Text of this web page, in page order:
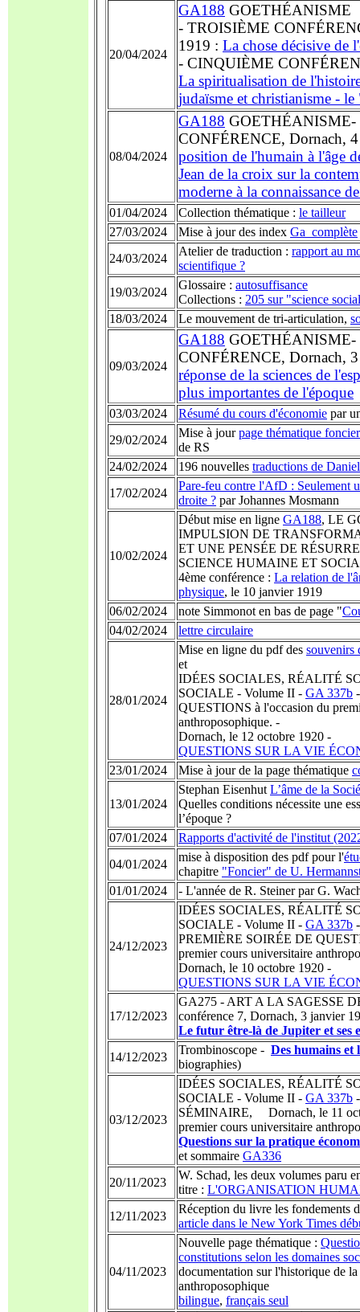
20/04/2024
GA188 GOETHÉANISME
- TROISIÈME
1919 : La chose décisive de
- CINQUIÈME
La spiritualisation de
judaïsme et christianisme -
08/04/2024
GA188
CONFÉRENCE, Dornach,
position de l'humain à l'âge
Jean de la croix sur la
moderne à la connaissance
01/04/2024 Collection thématique : le tailleur
27/03/2024
Mise à jour des index Ga_complète
24/03/2024
Atelier de traduction : rapport au
scientifique ?
19/03/2024
Glossaire : autosuffisance
Collections : 205 sur "science
18/03/2024
Le mouvement de tri-articulation,
09/03/2024
GA188 GOETHÉANISME-
CONFÉRENCE, Dornach,
réponse de la sciences de
plus importantes de l'époque
03/03/2024 Résumé du cours d'économie par
29/02/2024
Mise à jourpage thématique foncier
de RS
24/02/2024
196 nouvelles traductions de
17/02/2024
Pare-feu contre l'AfD : Seulement
droite ? par Johannes Mosmann
10/02/2024
Début mise en ligne GA188, LE
IMPULSION DE
ET UNE PENSÉE DE
SCIENCE HUMAINE ET
4ème conférence : La relation de
physique, le 10 janvier
06/02/2024
note Simmonot en bas de page "
04/02/2024
lettre circulaire
28/01/2024
Mise en ligne du pdf des souvenirs
et
IDÉES SOCIALES, RÉALITÉ
SOCIALE - Volume II - GA 337b
QUESTIONS à l'occasion du
anthroposophique. -
Dornach, le 12 octobre 1920 -
QUESTIONS SUR LA VIE
23/01/2024
Mise à jour de la page thématique
13/01/2024
Stephan Eisenhut L’âme de la
Quelles conditions nécessite une
l’époque ?
07/01/2024
Rapports d'activité de l'institut
04/01/2024
mise à disposition des pdf pour l'
chapitre "Foncier" de U.
01/01/2024
- L'année de R. Steiner par G.
24/12/2023
IDÉES SOCIALES, RÉALITÉ
SOCIALE - Volume II - GA 337b
PREMIÈRE SOIRÉE DE
premier cours universitaire
Dornach, le 10 octobre 1920 -
QUESTIONS SUR LA VIE
17/12/2023
GA275 - ART A LA SAGESSE
conférence 7, Dornach, 3 janvier
Le futur être-là de Jupiter et ses
14/12/2023
Trombinoscope - Des humains
biographies)
03/12/2023
IDÉES SOCIALES, RÉALITÉ
SOCIALE - Volume II - GA 337b
SÉMINAIRE, Dornach, le 11
premier cours universitaire
Questions sur la pratique
et sommaire GA336
20/11/2023
W. Schad, les deux volumes paru
titre : L'ORGANISATION
12/11/2023
Réception du livre les fondements
article dans le New York Times
04/11/2023
Nouvelle page thématique :
constitutions selon les domaines
documentation sur l'historique de
anthroposophique
bilingue, français seul